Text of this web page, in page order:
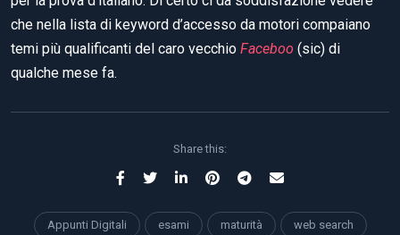
che nella lista di keyword d’accesso da motori compaiano
temi più qualificanti del caro vecchio Faceboo (sic) di
qualche mese fa.
Share this:
Appunti Digitali esami maturità web search